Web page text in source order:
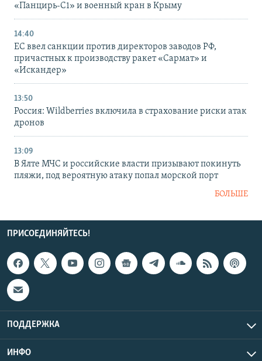
«Панцирь-С1» и военный кран в Крыму
14:40
ЕС ввел санкции против директоров заводов РФ,
причастных к производству ракет «Сармат» и
«Искандер»
13:50
Россия: Wildberries включила в страхование риски атак
дронов
13:09
В Ялте МЧС и российские власти призывают покинуть
пляжи, под вероятную атаку попал морской порт
БОЛЬШЕ
ПРИСОЕДИНЯЙТЕСЬ!
ПОДДЕРЖКА
ИНФО